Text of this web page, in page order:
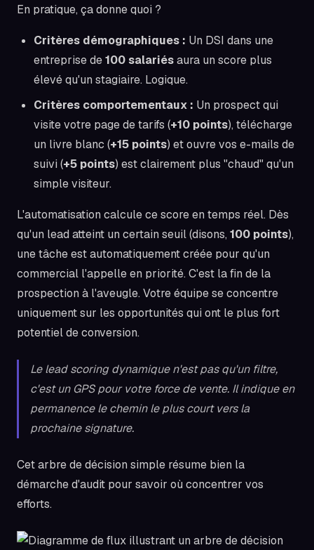
En pratique, ça donne quoi ?
Critères démographiques : Un DSI dans une
entreprise de100 salariésaura un score plus
élevé qu'un stagiaire. Logique.
Critères comportementaux : Un prospect qui
visite votre page de tarifs (+10 points), télécharge
un livre blanc (+15 points) et ouvre vos e-mails de
suivi (+5 points) est clairement plus "chaud" qu'un
simple visiteur.
L'automatisation calcule ce score en temps réel. Dès
qu'un lead atteint un certain seuil (disons, 100 points),
une tâche est automatiquement créée pour qu'un
commercial l'appelle en priorité. C'est la fin de la
prospection à l'aveugle. Votre équipe se concentre
uniquement sur les opportunités qui ont le plus fort
potentiel de conversion.
Le lead scoring dynamique n'est pas qu'un filtre,
c'est un GPS pour votre force de vente. Il indique en
permanence le chemin le plus court vers la
prochaine signature.
Cet arbre de décision simple résume bien la
démarche d'audit pour savoir où concentrer vos
efforts.